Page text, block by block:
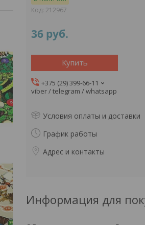
Код: 212967
36 руб.
Купить
+375 (29) 399-66-11
viber / telegram / whatsapp
Условия оплаты и доставки
График работы
Адрес и контакты
Информация для